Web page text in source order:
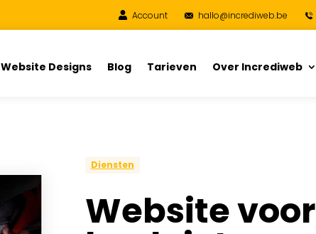
Account hallo@incrediweb.be
Website Designs Blog Tarieven Over Incrediweb
Diensten
Website voor